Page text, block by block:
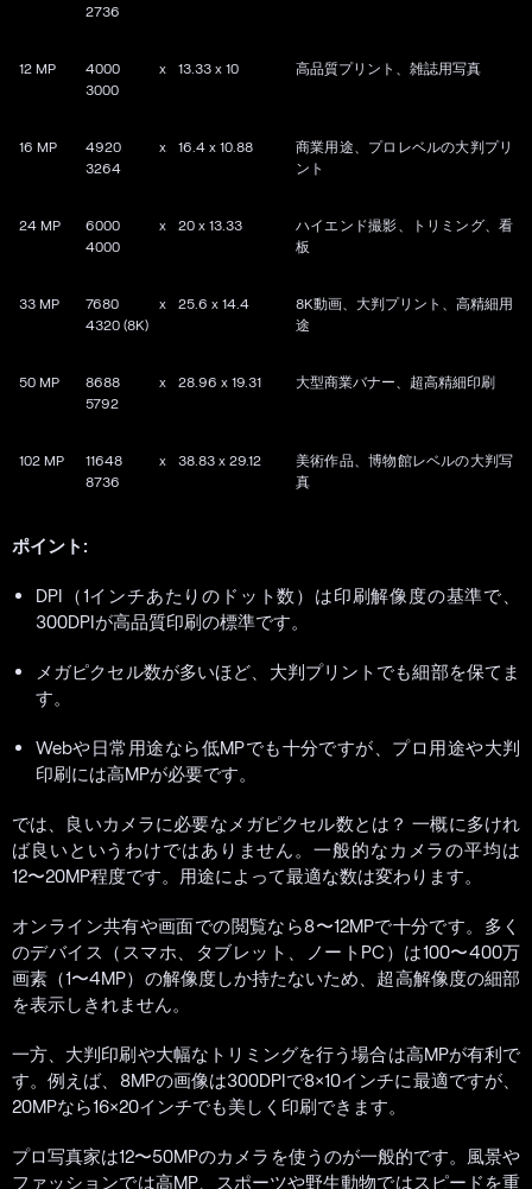
2736
12 MP
4000 x
3000
13.33 x 10 高品質プリント、雑誌用写真
16 MP
4920 x
3264
16.4 x 10.88
商業用途、プロレベルの大判プリ
ント
24 MP
6000 x
4000
20 x 13.33
ハイエンド撮影、トリミング、看
板
33 MP
7680 x
4320 (8K)
25.6 x 14.4
8K動画、大判プリント、高精細用
途
50 MP
8688 x
5792
28.96 x 19.31 大型商業バナー、超高精細印刷
102 MP
11648 x
8736
38.83 x 29.12
美術作品、博物館レベルの大判写
真
ポイント:
DPI（1インチあたりのドット数）は印刷解像度の基準で、
300DPIが高品質印刷の標準です。
メガピクセル数が多いほど、大判プリントでも細部を保てま
す。
Webや日常用途なら低MPでも十分ですが、プロ用途や大判
印刷には高MPが必要です。
では、良いカメラに必要なメガピクセル数とは？ 一概に多けれ
ば良いというわけではありません。一般的なカメラの平均は
12〜20MP程度です。用途によって最適な数は変わります。
オンライン共有や画面での閲覧なら8〜12MPで十分です。多く
のデバイス（スマホ、タブレット、ノートPC）は100〜400万
画素（1〜4MP）の解像度しか持たないため、超高解像度の細部
を表示しきれません。
一方、大判印刷や大幅なトリミングを行う場合は高MPが有利で
す。例えば、8MPの画像は300DPIで8×10インチに最適ですが、
20MPなら16×20インチでも美しく印刷できます。
プロ写真家は12〜50MPのカメラを使うのが一般的です。風景や
ファッションでは高MP、スポーツや野生動物ではスピードを重